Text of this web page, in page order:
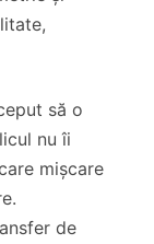
să o
nu îi
mișcare
de